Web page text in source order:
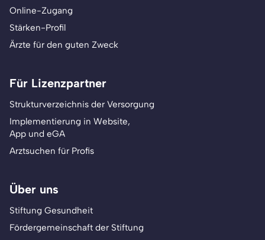
Online-Zugang
Stärken-Profil
Ärzte für den guten Zweck
Für Lizenzpartner
Strukturverzeichnis der Versorgung
Implementierung in Website,
App und eGA
Arztsuchen für Profis
Über uns
Stiftung Gesundheit
Fördergemeinschaft der Stiftung